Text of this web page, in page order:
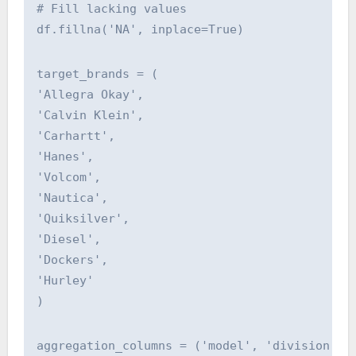
# Fill lacking values
df.fillna('NA', inplace=True)
target_brands = (
'Allegra Okay',
'Calvin Klein',
'Carhartt',
'Hanes',
'Volcom',
'Nautica',
'Quiksilver',
'Diesel',
'Dockers',
'Hurley'
)
aggregation_columns = ('model',